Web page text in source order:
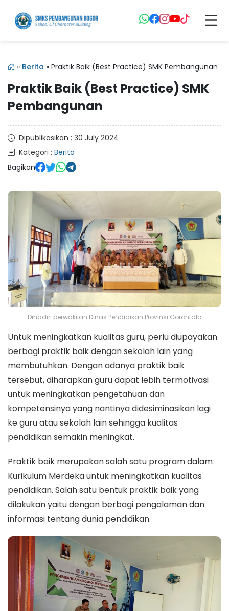
» Berita » Praktik Baik (Best Practice) SMK Pembangunan
Praktik Baik (Best Practice) SMK
Pembangunan
Dipublikasikan : 30 July 2024
Kategori : Berita
Bagikan
Dihadiri perwakilan Dinas Pendidikan Provinsi Gorontalo
Untuk meningkatkan kualitas guru, perlu diupayakan
berbagi praktik baik dengan sekolah lain yang
membutuhkan. Dengan adanya praktik baik
tersebut, diharapkan guru dapat lebih termotivasi
untuk meningkatkan pengetahuan dan
kompetensinya yang nantinya didesiminasikan lagi
ke guru atau sekolah lain sehingga kualitas
pendidikan semakin meningkat.
Praktik baik merupakan salah satu program dalam
Kurikulum Merdeka untuk meningkatkan kualitas
pendidikan. Salah satu bentuk praktik baik yang
dilakukan yaitu dengan berbagi pengalaman dan
informasi tentang dunia pendidikan.